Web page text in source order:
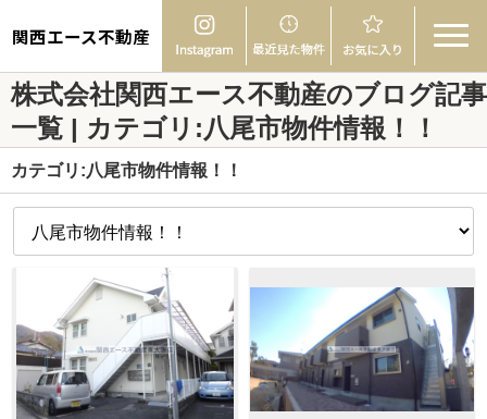
関西エース不動産
株式会社関西エース不動産のブログ記事
一覧 | カテゴリ:八尾市物件情報！！
カテゴリ:八尾市物件情報！！